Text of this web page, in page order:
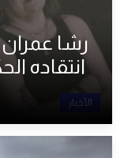
الأخبار
رشا
انتقاده